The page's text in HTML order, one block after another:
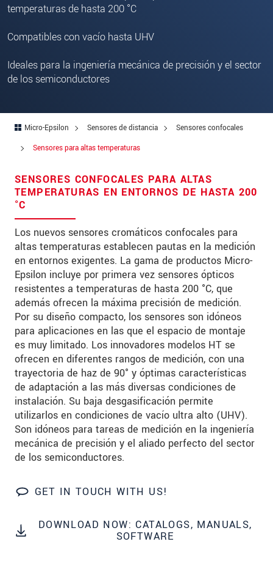
temperaturas de hasta 200 °C
Compatibles con vacío hasta UHV
Ideales para la ingeniería mecánica de precisión y el sector
de los semiconductores
Micro-Epsilon Sensores de distancia
Sensores confocales
Sensores para altas temperaturas
SENSORES CONFOCALES PARA ALTAS
TEMPERATURAS EN ENTORNOS DE HASTA 200
°C
Los nuevos sensores cromáticos confocales para
altas temperaturas establecen pautas en la medición
en entornos exigentes. La gama de productos Micro-
Epsilon incluye por primera vez sensores ópticos
resistentes a temperaturas de hasta 200 °C, que
además ofrecen la máxima precisión de medición.
Por su diseño compacto, los sensores son idóneos
para aplicaciones en las que el espacio de montaje
es muy limitado. Los innovadores modelos HT se
ofrecen en diferentes rangos de medición, con una
trayectoria de haz de 90° y óptimas características
de adaptación a las más diversas condiciones de
instalación. Su baja desgasificación permite
utilizarlos en condiciones de vacío ultra alto (UHV).
Son idóneos para tareas de medición en la ingeniería
mecánica de precisión y el aliado perfecto del sector
de los semiconductores.
GET IN TOUCH WITH US!
DOWNLOAD NOW: CATALOGS, MANUALS,
SOFTWARE
Country*
E-Mail *
* Mandatory fields
We treat your data confidentially. Please read our
data privacy statement .
SEND MESSAGE